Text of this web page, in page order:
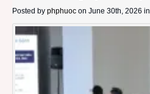
Posted by phphuoc on June 30th, 2026 in